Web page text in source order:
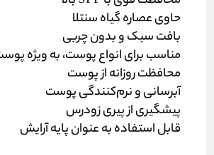
حاوی عصاره گیاه سنتلا
بافت سبک و بدون چربی
مناسب برای انواع پوست، به ویژه
محافظت روزانه از پوست
آبرسانی و نرم‌کنندگی پوست
پیشگیری از پیری زودرس
قابل استفاده به عنوان پایه آرایش